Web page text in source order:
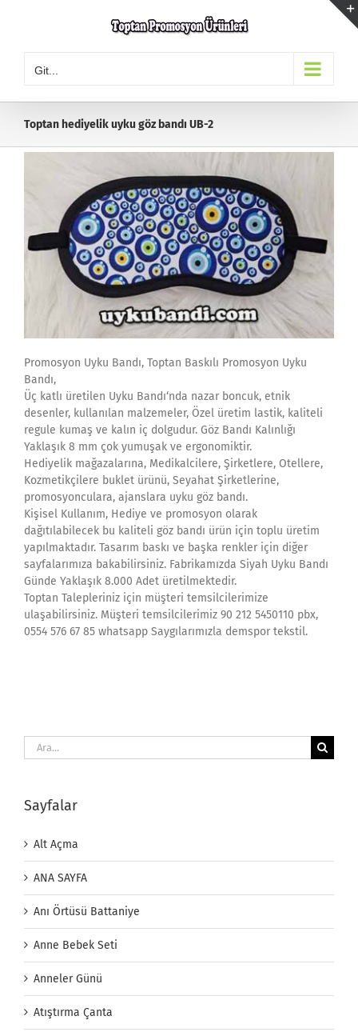
Git...
Toptan hediyelik uyku göz bandı UB-2
Promosyon Uyku Bandı, Toptan Baskılı Promosyon Uyku
Bandı,
Üç katlı üretilen Uyku Bandı‘nda nazar boncuk, etnik
desenler, kullanılan malzemeler, Özel üretim lastik, kaliteli
regule kumaş ve kalın iç dolgudur. Göz Bandı Kalınlığı
Yaklaşık 8 mm çok yumuşak ve ergonomiktir.
Hediyelik mağazalarına, Medikalcilere, Şirketlere, Otellere,
Kozmetikçilere buklet ürünü, Seyahat Şirketlerine,
promosyonculara, ajanslara uyku göz bandı.
Kişisel Kullanım, Hediye ve promosyon olarak
dağıtılabilecek bu kaliteli göz bandı ürün için toplu üretim
yapılmaktadır. Tasarım baskı ve başka renkler için diğer
sayfalarımıza bakabilirsiniz. Fabrikamızda Siyah Uyku Bandı
Günde Yaklaşık 8.000 Adet üretilmektedir.
Toptan Talepleriniz için müşteri temsilcilerimize
ulaşabilirsiniz. Müşteri temsilcilerimiz 90 212 5450110 pbx,
0554 576 67 85 whatsapp Saygılarımızla demspor tekstil.
Ara:
Sayfalar
Alt Açma
ANA SAYFA
Anı Örtüsü Battaniye
Anne Bebek Seti
Anneler Günü
Atıştırma Çanta